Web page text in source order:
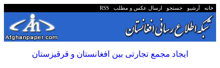
خانه آرشیو جستجو ارسال عکس و مطلب RSS
ایجاد مجمع تجارتی بین افغانستان و قرقیزستان